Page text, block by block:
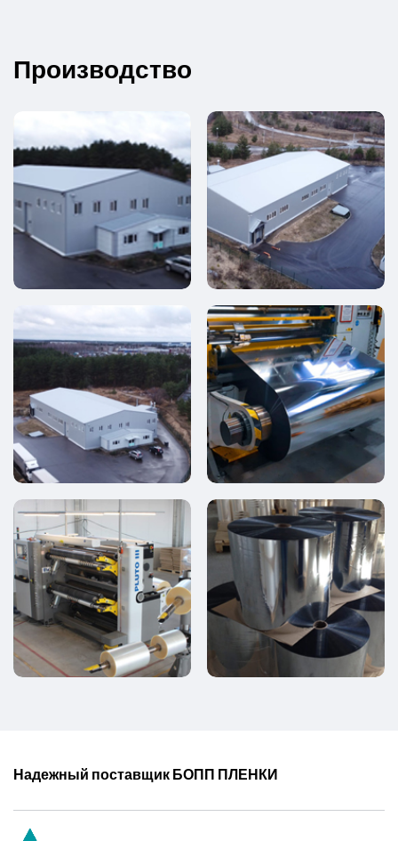
Производство
Надежный поставщик БОПП ПЛЕНКИ